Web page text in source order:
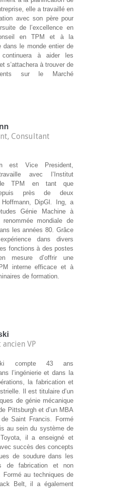
elle a travaillé en
avec son père pour
de l’excellence en
en TPM et à la
dans le monde entier de
continuera à aider les
s’attachera à trouver de
sur le Marché
Consultant
est Vice President,
avec l’Institut
de TPM en tant que
près de deux
DipGl. Ing, a
Génie Machine à
renommée mondiale de
les années 80. Grâce
dans divers
fonctions à des postes
mesure d’offrir une
interne efficace et à
de formation.
VP
compte 43 ans
l’ingénierie et dans la
la fabrication et
Il est titulaire d’un
de génie mécanique
Pittsburgh et d’un MBA
de Saint Francis. Formé
au sein du système de
il a enseigné et
succès des concepts
de soudure dans les
de fabrication et non
Formé au techniques de
Belt, il a également